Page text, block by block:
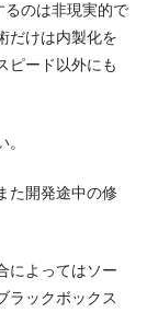
るのは非現実的で
だけは内製化を
ピード以外にも
た開発途中の修
によってはソー
ラックボックス